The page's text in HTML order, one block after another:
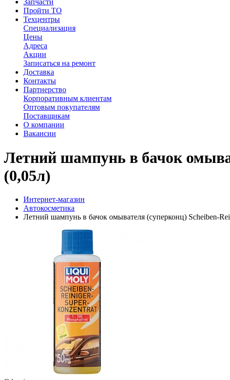
Запчасти
Пройти ТО
Техцентры
Специализация
Цены
Адреса
Акции
Записаться на ремонт
Доставка
Контакты
Партнерство
Корпоративным клиентам
Оптовым покупателям
Поставщикам
О компании
Вакансии
Летний шампунь в бачок
(0,05л)
Интернет-магазин
Автокосметика
Летний шампунь в бачок омывателя (суперконц) Scheiben-